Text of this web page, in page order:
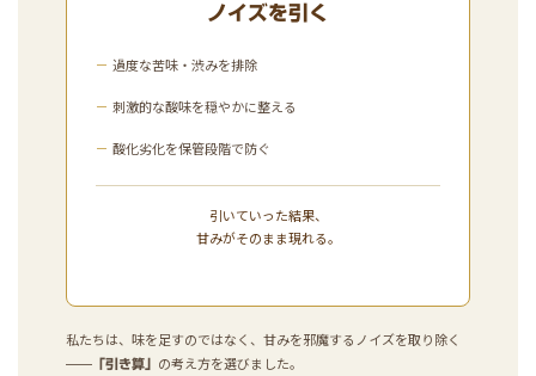
ノイズを引く
－ 過度な苦味・渋みを排除
－ 刺激的な酸味を穏やかに整える
－ 酸化劣化を保管段階で防ぐ
引いていった結果、
甘みがそのまま現れる。
私たちは、味を足すのではなく、甘みを邪魔するノイズを取り除く
—— 「引き算」 の考え方を選びました。